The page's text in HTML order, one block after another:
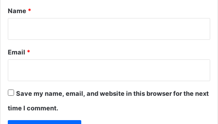
*
Name *
Email *
Save my name, email, and website in this browser for the next
time I comment.